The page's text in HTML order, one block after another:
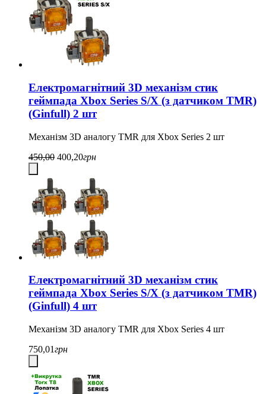
Електромагнітний 3D механізм стик
геймпада Xbox Series S/X (з датчиком TMR)
(Ginfull) 2 шт
Механізм 3D аналогу TMR для Xbox Series 2 шт
450,00 400,20грн
Електромагнітний 3D механізм стик
геймпада Xbox Series S/X (з датчиком TMR)
(Ginfull) 4 шт
Механізм 3D аналогу TMR для Xbox Series 4 шт
750,01грн